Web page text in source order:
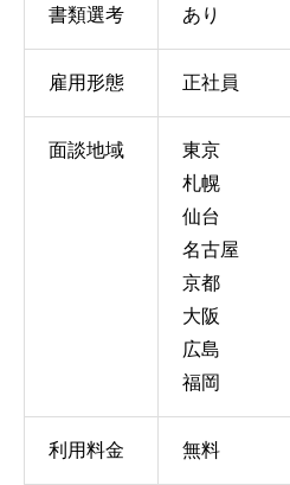
書類選考 あり
雇用形態 正社員
面談地域
東京
札幌
仙台
名古屋
京都
大阪
広島
福岡
利用料金 無料